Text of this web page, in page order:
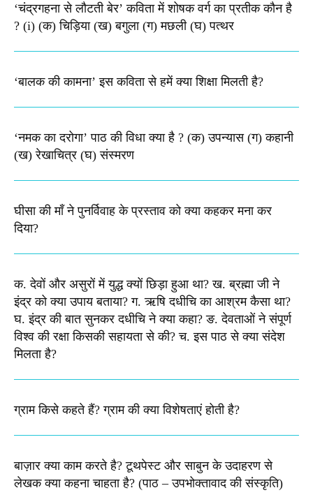
‘चंद्रगहना से लौटती बेर’ कविता में शोषक वर्ग का प्रतीक कौन है
? (i) (क) चिड़िया (ख) बगुला (ग) मछली (घ) पत्थर
‘बालक की कामना’ इस कविता से हमें क्या शिक्षा मिलती है?
‘नमक का दरोगा’ पाठ की विधा क्या है ? (क) उपन्यास (ग) कहानी
(ख) रेखाचित्र (घ) संस्मरण​
घीसा की माँ ने पुनर्विवाह के प्रस्ताव को क्या कहकर मना कर
दिया?
क. देवों और असुरों में युद्ध क्यों छिड़ा हुआ था? ख. ब्रह्मा जी ने
इंद्र को क्या उपाय बताया? ग. ऋषि दधीचि का आश्रम कैसा था?
घ. इंद्र की बात सुनकर दधीचि ने क्या कहा? ङ. देवताओं ने संपूर्ण
विश्व की रक्षा किसकी सहायता से की? च. इस पाठ से क्या संदेश
मिलता है?​
ग्राम किसे कहते हैं? ग्राम की क्या विशेषताएं होती है?​
बाज़ार क्या काम करते है? टूथपेस्ट और साबुन के उदाहरण से
लेखक क्या कहना चाहता है? (पाठ – उपभोक्तावाद की संस्कृति)